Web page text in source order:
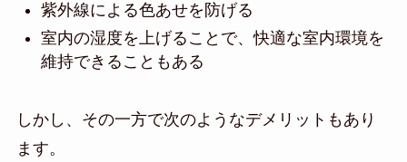
紫外線による色あせを防げる
室内の湿度を上げることで、快適な室内環境を
維持できることもある
しかし、その一方で次のようなデメリットもあり
ます。